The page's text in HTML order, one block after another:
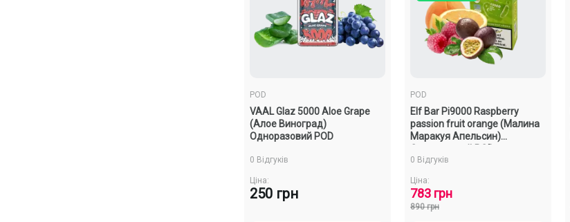
POD
VAAL Glaz 5000 Aloe Grape
(Алое Виноград)
Одноразовий POD
0 Відгуків
Ціна:
250 грн
POD
Elf Bar Pi9000 Raspberry
passion fruit orange (Малина
Маракуя Апельсин)
Одноразовий POD
0 Відгуків
Ціна:
783 грн
890 грн